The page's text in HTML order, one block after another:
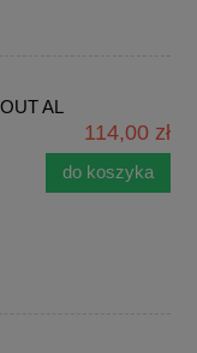
AL
114,00 zł
do koszyka